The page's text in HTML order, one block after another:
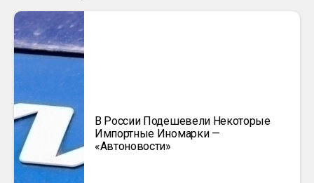
В России Подешевели Некоторые
Импортные Иномарки —
«Автоновости»